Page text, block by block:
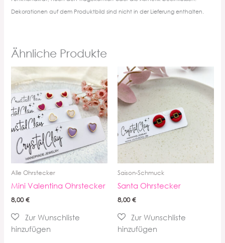
Dekorationen auf dem Produktbild sind nicht in der Lieferung enthalten.
Ähnliche Produkte
Alle Ohrstecker
Mini Valentina Ohrstecker
8,00€
Saison-Schmuck
Santa Ohrstecker
8,00€